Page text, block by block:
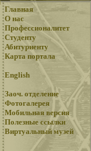
Главная
О нас
Профессионалитет
Студенту
Абитуриенту
Карта портала
English
Заоч. отделение
Фотогалерея
Мобильная версия
Полезные ссылки
Виртуальный музей